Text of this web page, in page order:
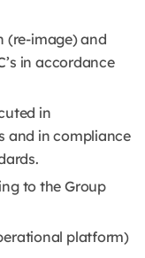
(re-image) and
in accordance
in
and in compliance
to the Group
platform)